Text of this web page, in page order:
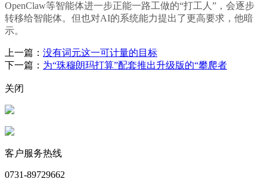
OpenClaw等智能体进一步正能一路工做的“打工人”，会逐步
转移给智能体。但也对AI的系统能力提出了更高要求，他暗
示。
上一篇： 没有词元这一可计量的目标
下一篇： 为“珠穆朗玛打算”配套推出升级版的“攀爬者
关闭
客户服务热线
0731-89729662